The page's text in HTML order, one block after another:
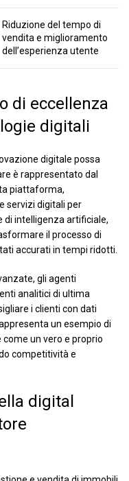
Riduzione del tempo di
vendita e miglioramento
dell’esperienza utente
di eccellenza
digitali
digitale possa
è rappresentato dal
piattaforma,
servizi digitali per
intelligenza artificiale,
il processo di
accurati in tempi ridotti.
gli agenti
analitici di ultima
i clienti con dati
un esempio di
un vero e proprio
competitività e
digital